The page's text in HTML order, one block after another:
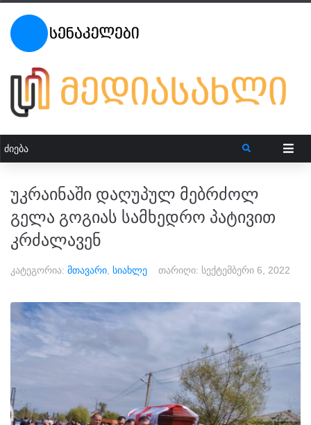
უკრაინაში დაღუპულ მებრძოლ
გელა გოგიას სამხედრო პატივით
კრძალავენ
კატეგორია: მთავარი სიახლე თარიღი: სექტემბერი 6, 2022